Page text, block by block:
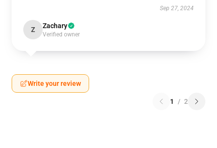
Sep 27, 2024
Z Zachary
Verified owner
Write your review
1 / 2